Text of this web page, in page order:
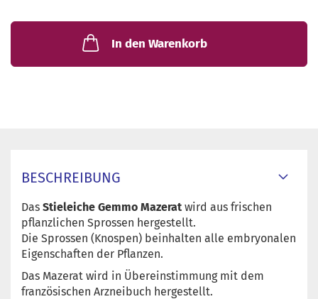
In den Warenkorb
BESCHREIBUNG
Das Stieleiche Gemmo Mazerat wird aus frischen
pflanzlichen Sprossen hergestellt.
Die Sprossen (Knospen) beinhalten alle embryonalen
Eigenschaften der Pflanzen.
Das Mazerat wird in Übereinstimmung mit dem
französischen Arzneibuch hergestellt.